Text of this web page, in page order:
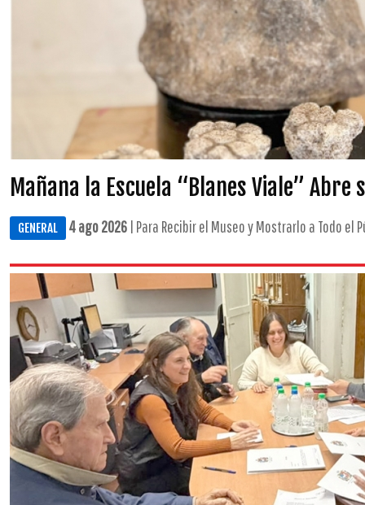
Mañana la Escuela “Blanes Viale” Abre
GENERAL 4 ago 2026 | Para Recibir el Museo y Mostrarlo a Todo el